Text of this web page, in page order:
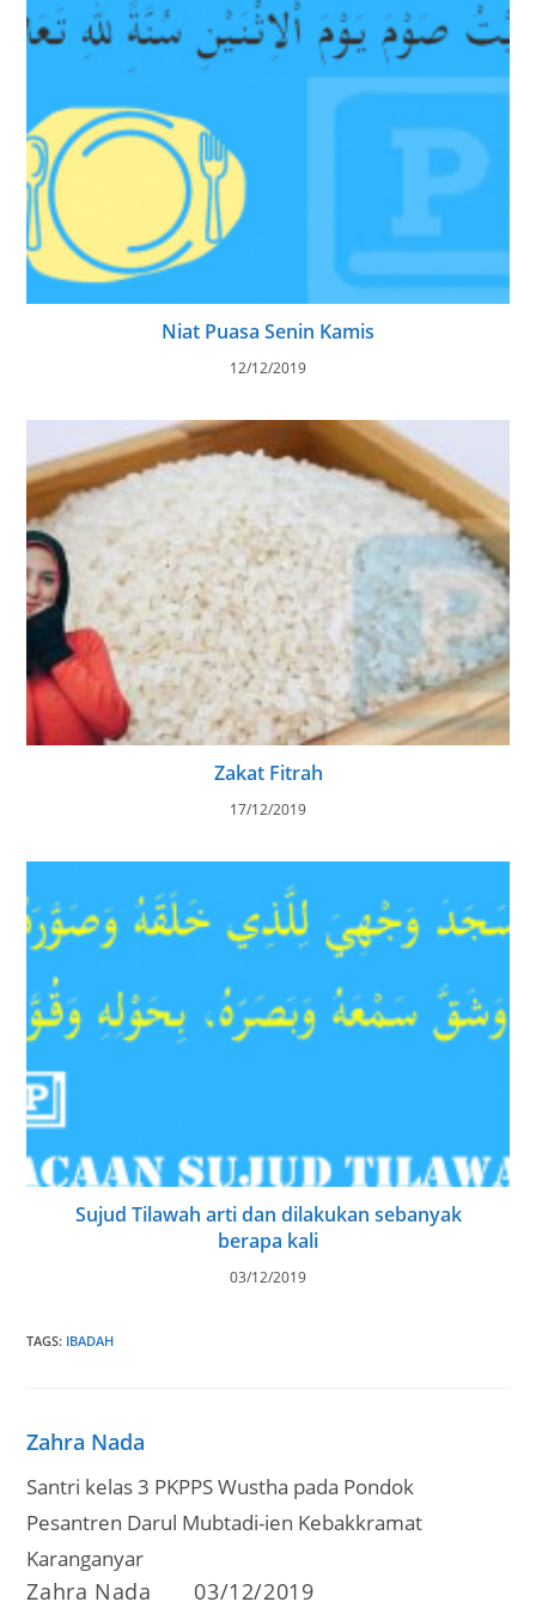
Niat Puasa Senin Kamis
12/12/2019
Zakat Fitrah
17/12/2019
Sujud Tilawah arti dan dilakukan sebanyak
berapa kali
03/12/2019
TAGS: IBADAH
Zahra Nada
Santri kelas 3 PKPPS Wustha pada Pondok
Pesantren Darul Mubtadi-ien Kebakkramat
Karanganyar
Post
Zahra Nada
Post
03/12/2019